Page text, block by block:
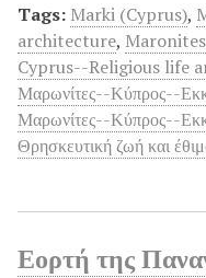
Tags: Marki (Cyprus),
architecture,
Cyprus--Religious life
Μαρωνίτες--Κύπρος--
Μαρωνίτες--Κύπρος--
Θρησκευτική ζωή και
Εορτή της